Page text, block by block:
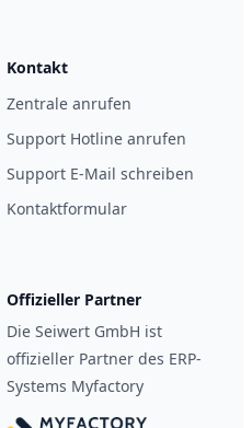
Kontakt
Zentrale anrufen
Support Hotline anrufen
Support E-Mail schreiben
Kontaktformular
Offizieller Partner
Die Seiwert GmbH ist
offizieller Partner des ERP-
Systems Myfactory